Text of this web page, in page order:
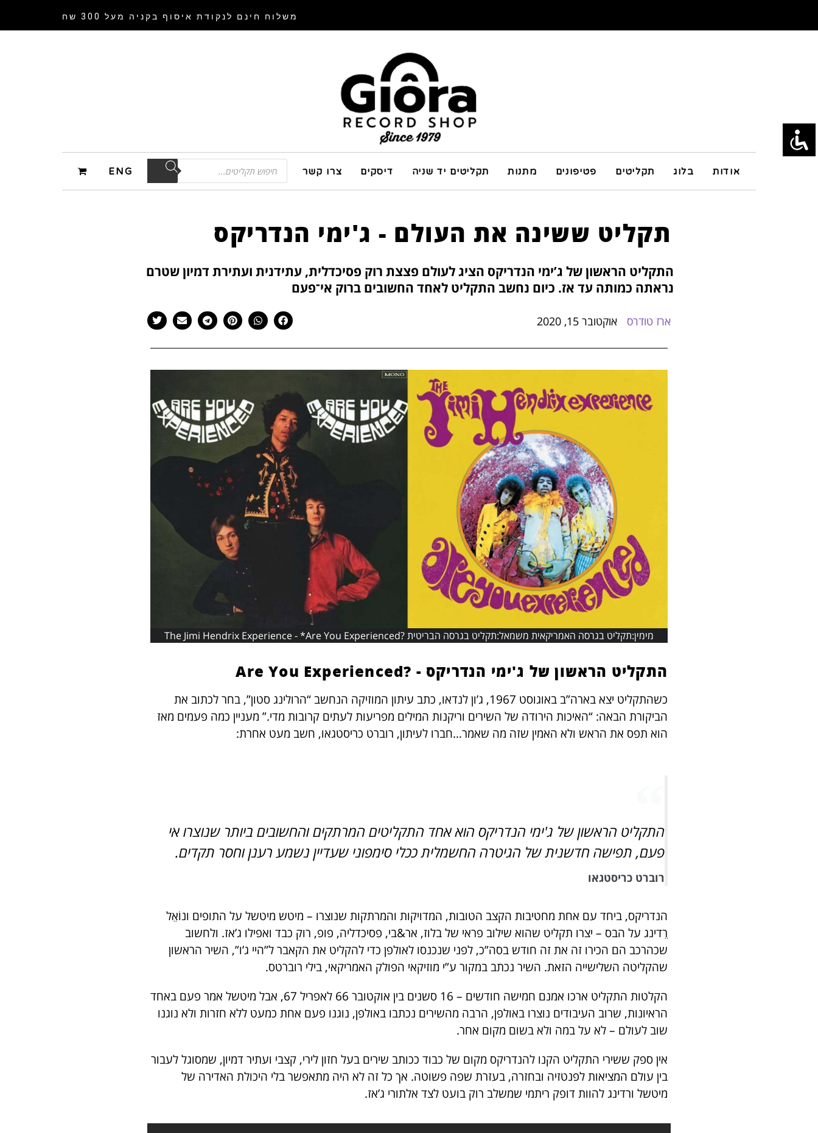
משלוח חינם לנקודת איסוף בקניה מעל 300 שח
אודות בלוג תקליטים פטיפונים מתנות תקליטים יד שניה דיסקים צרו קשר ENG
תקליט ששינה את העולם - ג'ימי הנדריקס
התקליט הראשון של ג’ימי הנדריקס הציג לעולם פצצת רוק פסיכדלית, עתידנית ועתירת דמיון שטרם
נראתה כמותה עד אז. כיום נחשב התקליט לאחד החשובים ברוק אי־פעם
ארז טודרס אוקטובר 15, 2020
מימין:תקליט בגרסה האמריקאית משמאל:תקליט בגרסה הבריטית ?The Jimi Hendrix Experience - *Are You Experienced
התקליט הראשון של ג'ימי הנדריקס - ?Are You Experienced
כשהתקליט יצא בארה”ב באוגוסט 1967, ג’ון לנדאו, כתב עיתון המוזיקה הנחשב “הרולינג סטון”, בחר לכתוב את
הביקורת הבאה: “האיכות הירודה של השירים וריקנות המילים מפריעות לעתים קרובות מדי.” מעניין כמה פעמים מאז
הוא תפס את הראש ולא האמין שזה מה שאמר…חברו לעיתון, רוברט כריסטגאו, חשב מעט אחרת:
התקליט הראשון של ג'ימי הנדריקס הוא אחד התקליטים המרתקים והחשובים ביותר שנוצרו אי
פעם, תפישה חדשנית של הגיטרה החשמלית ככלי סימפוני שעדיין נשמע רענן וחסר תקדים.
רוברט כריסטגאו
הנדריקס, ביחד עם אחת מחטיבות הקצב הטובות, המדויקות והמרתקות שנוצרו – מיטש מיטשל על התופים ונוֹאֵל
רֵדינג על הבס – יצרו תקליט שהוא שילוב פראי של בלוז, אר&בי, פסיכדליה, פופ, רוק כבד ואפילו ג’אז. ולחשוב
שכהרכב הם הכירו זה את זה חודש בסה”כ, לפני שנכנסו לאולפן כדי להקליט את הקאבר ל”היי ג’ו”, השיר הראשון
שהקליטה השלישייה הזאת. השיר נכתב במקור ע”י מוזיקאי הפולק האמריקאי, בילי רוברטס.
הקלטות התקליט ארכו אמנם חמישה חודשים – 16 סשנים בין אוקטובר 66 לאפריל 67, אבל מיטשל אמר פעם באחד
הראיונות, שרוב העיבודים נוצרו באולפן, הרבה מהשירים נכתבו באולפן, נוגנו פעם אחת כמעט ללא חזרות ולא נוגנו
שוב לעולם – לא על במה ולא בשום מקום אחר.
אין ספק ששירי התקליט הקנו להנדריקס מקום של כבוד ככותב שירים בעל חזון לירי, קצבי ועתיר דמיון, שמסוגל לעבור
בין עולם המציאות לפנטזיה ובחזרה, בעזרת שפה פשוטה. אך כל זה לא היה מתאפשר בלי היכולת האדירה של
מיטשל ורדינג להוות דופק ריתמי שמשלב רוק בועט לצד אלתורי ג’אז.